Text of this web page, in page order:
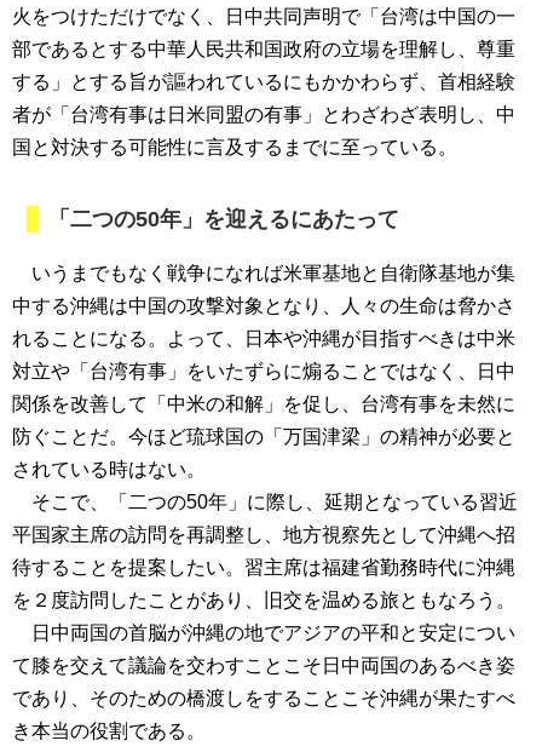
火をつけただけでなく、日中共同声明で「台湾は中国の一
部であるとする中華人民共和国政府の立場を理解し、尊重
する」とする旨が謳われているにもかかわらず、首相経験
者が「台湾有事は日米同盟の有事」とわざわざ表明し、中
国と対決する可能性に言及するまでに至っている。
「二つの50年」を迎えるにあたって
いうまでもなく戦争になれば米軍基地と自衛隊基地が集
中する沖縄は中国の攻撃対象となり、人々の生命は脅かさ
れることになる。よって、日本や沖縄が目指すべきは中米
対立や「台湾有事」をいたずらに煽ることではなく、日中
関係を改善して「中米の和解」を促し、台湾有事を未然に
防ぐことだ。今ほど琉球国の「万国津梁」の精神が必要と
されている時はない。
そこで、「二つの50年」に際し、延期となっている習近
平国家主席の訪問を再調整し、地方視察先として沖縄へ招
待することを提案したい。習主席は福建省勤務時代に沖縄
を２度訪問したことがあり、旧交を温める旅ともなろう。
日中両国の首脳が沖縄の地でアジアの平和と安定につい
て膝を交えて議論を交わすことこそ日中両国のあるべき姿
であり、そのための橋渡しをすることこそ沖縄が果たすべ
き本当の役割である。